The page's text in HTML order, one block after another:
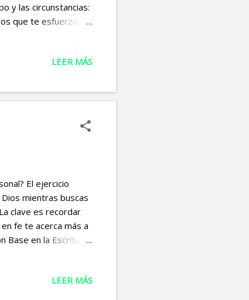
y las circunstancias:
que te esfuerzo;
más poderosa que
día de la victoria,
dond...
LEER MÁS
El ejercicio
mientras buscas
clave es recordar
fe te acerca más a
Base en la Escritura
con tu pasión.
LEER MÁS